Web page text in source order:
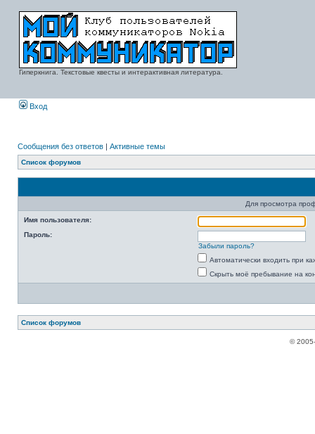
Гиперкнига. Текстовые квесты и интерактивная литература.
Вход
Сообщения без ответов | Активные темы
Список форумов
Для просмотра
Имя пользователя:
Пароль:
Забыли пароль?
Автоматически входить при
Скрыть моё пребывание на
Список форумов
©